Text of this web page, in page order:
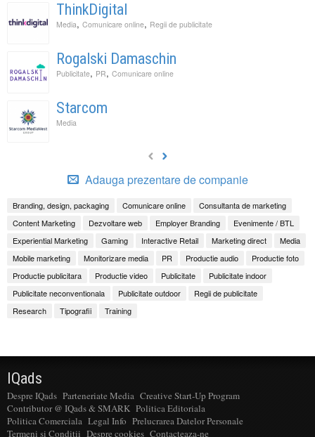
ThinkDigital
Media, Comunicare online, Regii de publicitate
Rogalski Damaschin
Publicitate, PR, Comunicare online
Starcom
Media
Adauga prezentare de companie
Branding, design, packaging Comunicare online
Consultanta de marketing
Content Marketing
Dezvoltare web Employer Branding
Evenimente / BTL
Experiential Marketing
Gaming Interactive Retail Marketing direct
Media
Mobile marketing
Monitorizare media PR Productie audio
Productie foto
Productie publicitara
Productie video Publicitate
Publicitate indoor
Publicitate neconventionala
Publicitate outdoor
Regii de publicitate
Research
Tipografii Training
IQads
Despre IQads Parteneriate Media Creative Start-Up Program
Contributor @ IQads & SMARK Politica Editoriala
Politica Comerciala Legal Info Prelucrarea Datelor Personale
Termeni si Conditii Despre cookies Contacteaza-ne